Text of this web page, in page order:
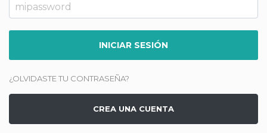
INICIAR SESIÓN
¿OLVIDASTE TU CONTRASEÑA?
CREA UNA CUENTA